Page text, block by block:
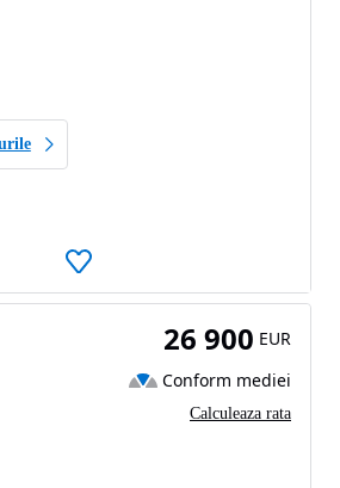
26 900 EUR
Conform mediei
Calculeaza rata